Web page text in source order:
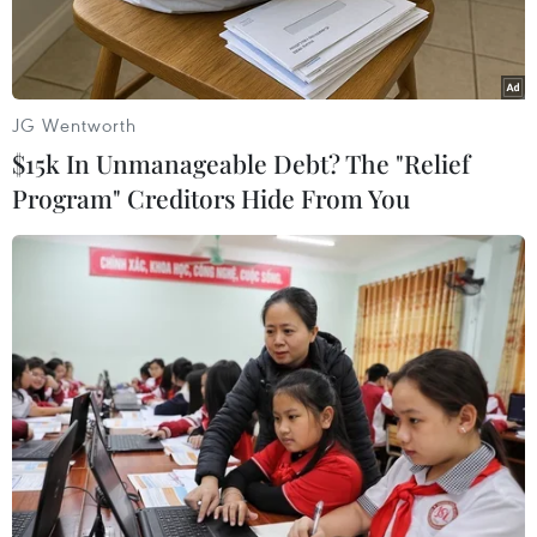
Tổng thống Mỹ Donald Trump. (Nguồn: Getty Images)
Ngày 21/2, Tổng thống Trump đã hối thúc các
công ty công nghệ Mỹ tăng cường đầu tư cho
mạng 5G, thậm chí cả mạng 6G để dẫn đầu thế
giới về công nghệ.
Trong dòng tweet phát trên tài khoản Twitter cá
JG Wentworth
$15k In Unmanageable Debt? The "Relief
Program" Creditors Hide From You